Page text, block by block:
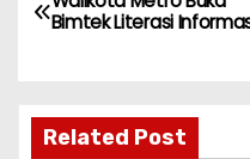
a
i
Bimtek Literasi
Related Post